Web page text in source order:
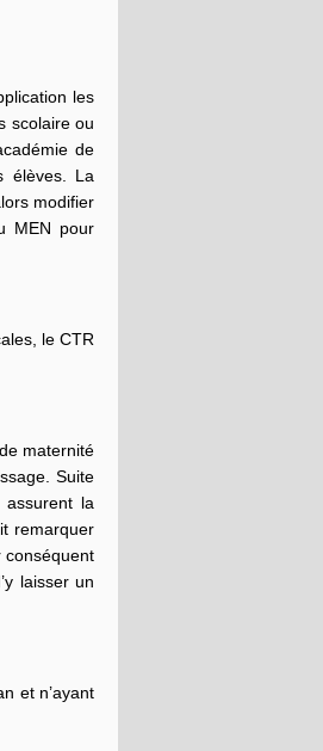
les
scolaire ou
de
élèves. La
modifier
MEN pour
le CTR
maternité
Suite
la
remarquer
conséquent
laisser un
et n’ayant